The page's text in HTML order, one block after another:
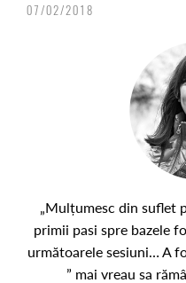
07/02/2018
„Mulțumesc din suflet
primii pasi spre bazele
următoarele sesiuni… A
” mai vreau sa